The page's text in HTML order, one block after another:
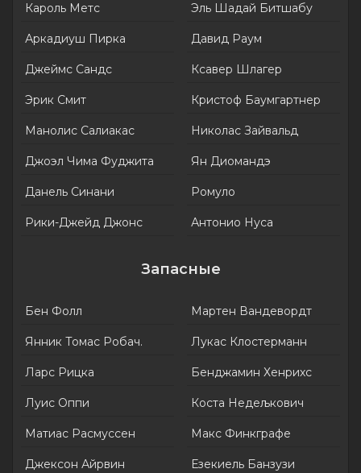
Кароль Метс
Аркадиуш Пирка
Джеймс Сандс
Эрик Смит
Манолис Салиакас
Джоэл Чима Фуджита
Данель Синани
Рики-Джейд Джонс
Эль Шадай Битшабу
Давид Раум
Ксавер Шлагер
Кристоф Баумгартнер
Николас Зайвальд
Ян Диомандэ
Ромуло
Антонио Нуса
Запасные
Бен Фолл
Янник Томас Робач.
Ларс Рицка
Луис Оппи
Матиас Расмуссен
Джексон Айрвин
Мартен Вандевордт
Лукас Клостерманн
Бенджамин Хенрихс
Коста Недељкович
Макс Финкграфе
Езекиель Банзузи